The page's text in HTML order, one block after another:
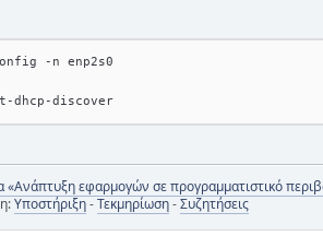
-n enp2s0
dhcp-discover
«Ανάπτυξη εφαρμογών σε προγραμματιστικό
Υποστήριξη-Τεκμηρίωση-Συζητήσεις